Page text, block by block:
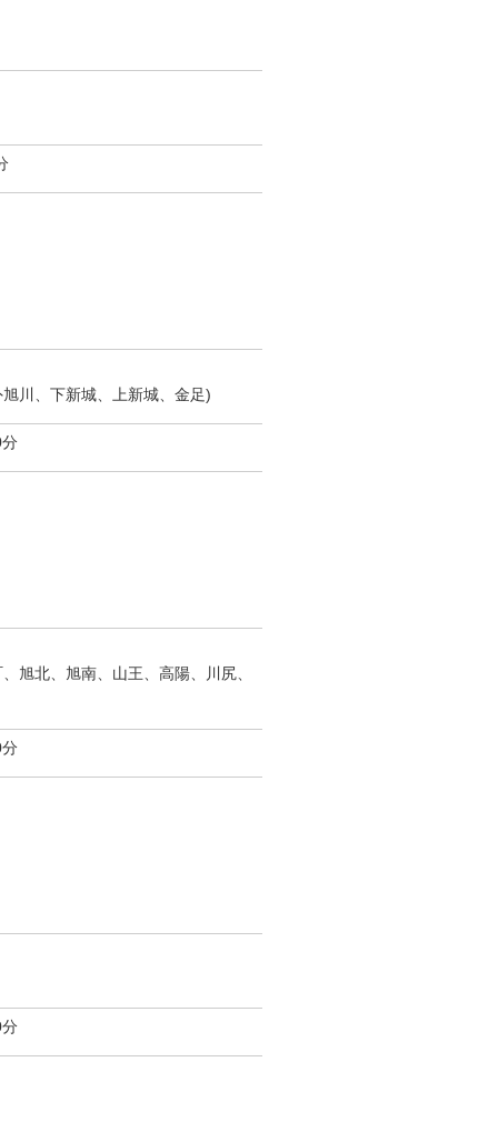
川、下新城、上新城、金足)
旭北、旭南、山王、高陽、川尻、